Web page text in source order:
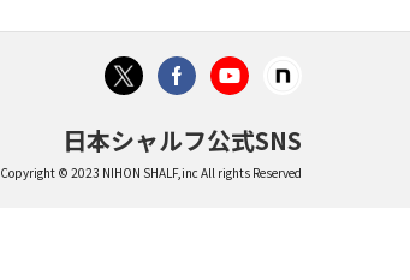
日本シャルフ公式SNS
Copyright © 2023 NIHON SHALF,inc All rights Reserved